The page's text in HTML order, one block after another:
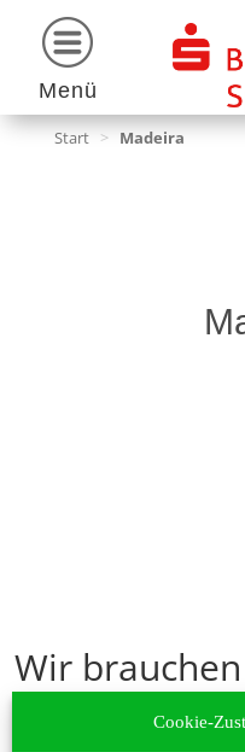
Cookie-
Menü
Start > Madeira
Wir
Um diesen Inhalt
Es werden ggf.